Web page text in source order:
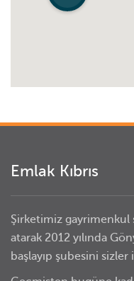
Emlak Kıbrıs
Şirketimiz gayrimenkul
atarak 2012 yılında
başlayıp şubesini sizler